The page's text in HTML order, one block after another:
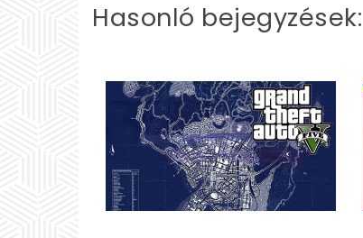
Hasonló bejegyzések: